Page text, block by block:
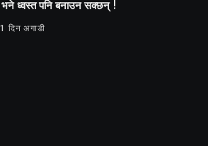
ध्वस्त पनि बनाउन सक्छन् !
दिन अगाडी